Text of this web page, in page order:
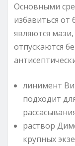
Основными
избавиться
являются
отпускаются
линимент
подходит
раствор
крупных